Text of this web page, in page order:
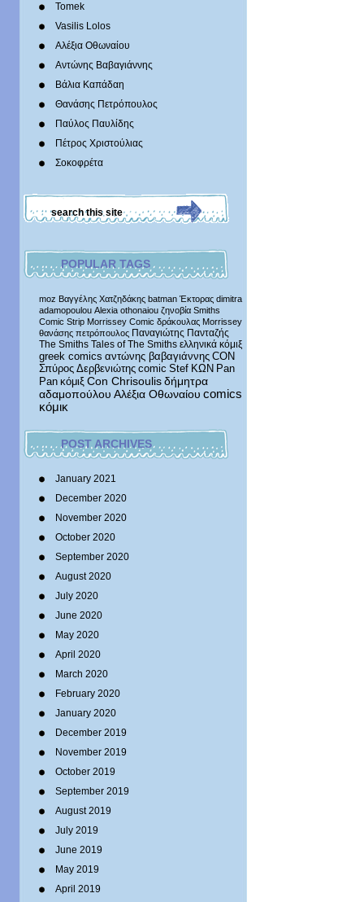
Tomek
Vasilis Lolos
Αλέξια Οθωναίου
Αντώνης Βαβαγιάννης
Βάλια Καπάδαη
Θανάσης Πετρόπουλος
Παύλος Παυλίδης
Πέτρος Χριστούλιας
Σοκοφρέτα
POPULAR TAGS
moz Βαγγέλης Χατζηδάκης batman Έκτορας dimitra
adamopoulou Alexia othonaiou ζηνοβία Smiths
Comic Strip Morrissey Comic δράκουλας Morrissey
θανάσης πετρόπουλος Παναγιώτης Πανταζής
The Smiths Tales of The Smiths ελληνικά κόμιξ
greek comics αντώνης βαβαγιάννης CON
Σπύρος Δερβενιώτης comic Stef ΚΩΝ Pan
Pan κόμιξ Con Chrisoulis δήμητρα
αδαμοπούλου Αλέξια Οθωναίου comics
κόμικ
POST ARCHIVES
January 2021
December 2020
November 2020
October 2020
September 2020
August 2020
July 2020
June 2020
May 2020
April 2020
March 2020
February 2020
January 2020
December 2019
November 2019
October 2019
September 2019
August 2019
July 2019
June 2019
May 2019
April 2019